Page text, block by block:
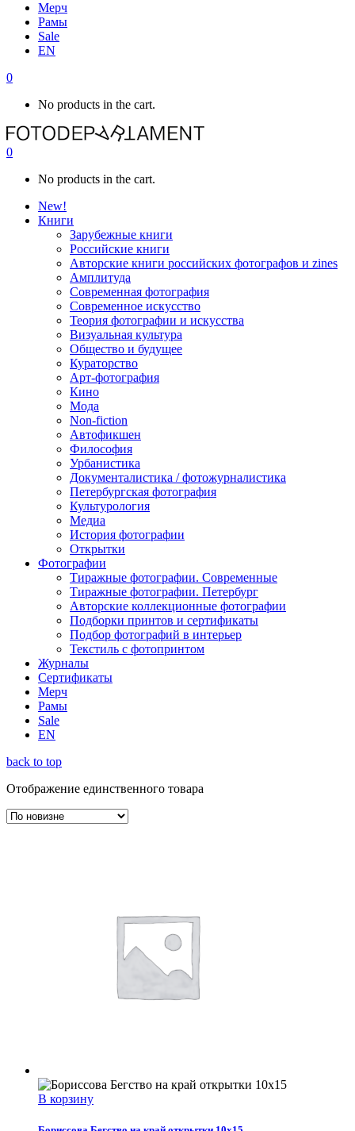
Мерч
Рамы
Sale
EN
0
No products in the cart.
0
No products in the cart.
New!
Книги
Зарубежные книги
Российские книги
Авторские книги российских фотографов и zines
Амплитуда
Современная фотография
Современное искусство
Теория фотографии и искусства
Визуальная культура
Общество и будущее
Кураторство
Арт-фотография
Кино
Мода
Non-fiction
Автофикшен
Философия
Урбанистика
Документалистика / фотожурналистика
Петербургская фотография
Культурология
Медиа
История фотографии
Открытки
Фотографии
Тиражные фотографии. Современные
Тиражные фотографии. Петербург
Авторские коллекционные фотографии
Подборки принтов и сертификаты
Подбор фотографий в интерьер
Текстиль с фотопринтом
Журналы
Сертификаты
Мерч
Рамы
Sale
EN
back to top
Отображение единственного товара
В корзину